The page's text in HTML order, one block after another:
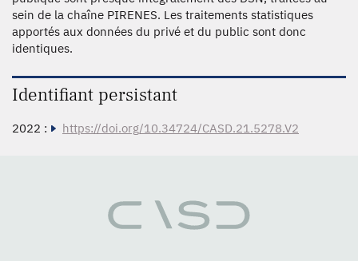
sein de la chaîne PIRENES. Les traitements statistiques
apportés aux données du privé et du public sont donc
identiques.
Identifiant persistant
2022 : https://doi.org/10.34724/CASD.21.5278.V2